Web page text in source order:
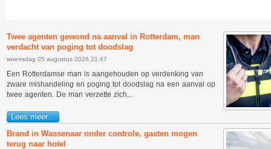
Twee agenten gewond na aanval in Rotterdam, man
verdacht van poging tot doodslag
woensdag 05 augustus 2026 21:47
Een Rotterdamse man is aangehouden op verdenking van
zware mishandeling en poging tot doodslag na een aanval op
twee agenten. De man verzette zich...
Lees meer...
Brand in Wassenaar onder controle, gasten mogen
terug naar hotel